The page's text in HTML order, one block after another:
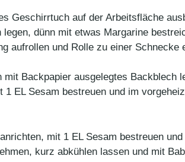
Geschirrtuch auf der Arbeitsfläche
dünn mit etwas Margarine
aufrollen und Rolle zu einer
mit Backpapier ausgelegtes
EL Sesam bestreuen und im
mit 1 EL Sesam bestreuen
kurz abkühlen lassen und mit